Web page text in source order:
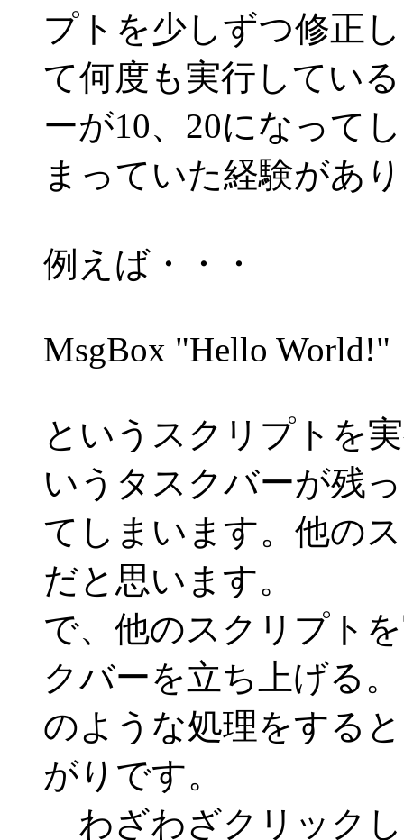
プトを少しずつ修正し
て何度も実行してい
ーが10、20になってし
まっていた経験があ
例えば・・・
MsgBox "Hello World!"
というスクリプトを
いうタスクバーが残っ
てしまいます。他の
だと思います。
で、他のスクリプト
クバーを立ち上げる。
のような処理をする
がりです。
わざわざクリック